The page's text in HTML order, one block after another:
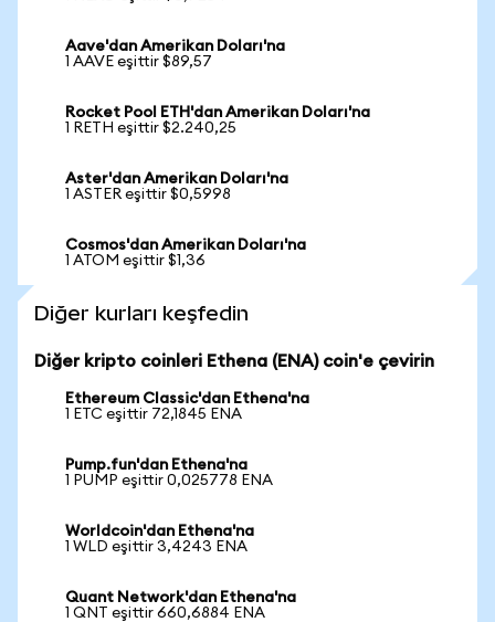
Aave'dan Amerikan Doları'na
1 AAVE eşittir $89,57
Rocket Pool ETH'dan Amerikan Doları'na
1 RETH eşittir $2.240,25
Aster'dan Amerikan Doları'na
1 ASTER eşittir $0,5998
Cosmos'dan Amerikan Doları'na
1 ATOM eşittir $1,36
Diğer kurları keşfedin
Diğer kripto coinleri Ethena (ENA) coin'e çevirin
Ethereum Classic'dan Ethena'na
1 ETC eşittir 72,1845 ENA
Pump.fun'dan Ethena'na
1 PUMP eşittir 0,025778 ENA
Worldcoin'dan Ethena'na
1 WLD eşittir 3,4243 ENA
Quant Network'dan Ethena'na
1 QNT eşittir 660,6884 ENA